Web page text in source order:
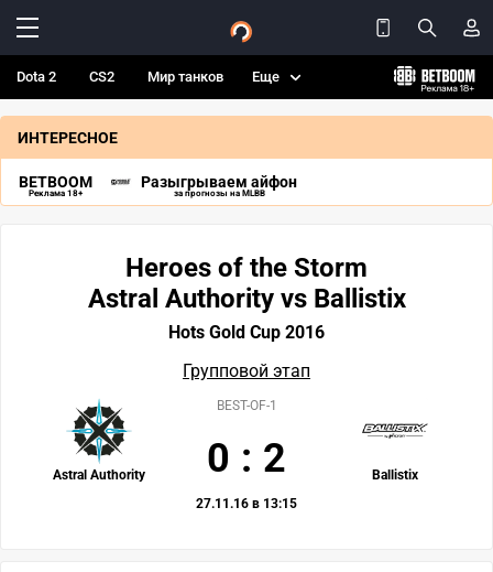
Dota 2 CS2 Мир танков Еще
ИНТЕРЕСНОЕ
BETBOOM
Реклама 18+
Разыгрываем айфон
за прогнозы на MLBB
Heroes of the Storm
Astral Authority vs Ballistix
Hots Gold Cup 2016
Групповой этап
Astral Authority Ballistix
BEST-OF-1
0 : 2
27.11.16 в 13:15